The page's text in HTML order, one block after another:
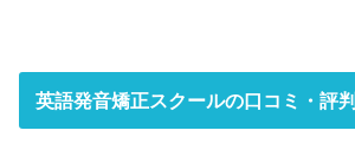
英語発音矯正スクールの口コミ・評判